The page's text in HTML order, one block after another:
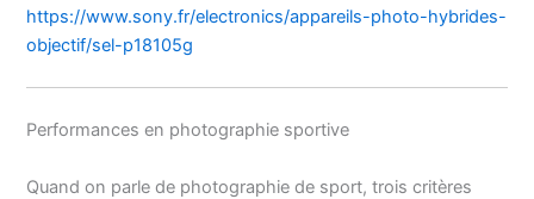
https://www.sony.fr/electronics/appareils-photo-hybrides-
objectif/sel-p18105g
Performances en photographie sportive
Quand on parle de photographie de sport, trois critères